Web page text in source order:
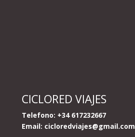
CICLORED VIAJES
Telefono: +34 617232667
Email: cicloredviajes@gmail.com